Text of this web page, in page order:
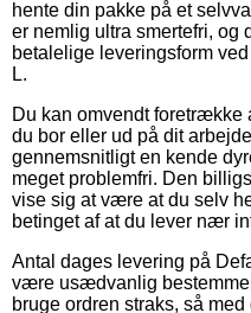
hente din pakke på et
er nemlig ultra smertefri, og
betalelige leveringsform
L.
Du kan omvendt foretrække
du bor eller ud på dit
gennemsnitligt en kende
meget problemfri. Den
vise sig at være at du selv
betinget af at du lever nær
Antal dages levering på
være usædvanlig
bruge ordren straks, så